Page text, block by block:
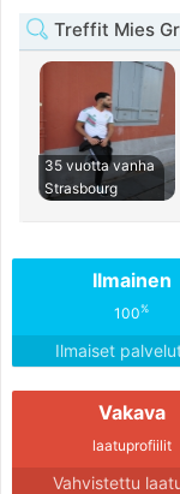
Treffit Mies
35 vuotta vanha
Strasbourg
Ilmainen
100%
Ilmaiset
Vakava
laatuprofiilit
Vahvistettu